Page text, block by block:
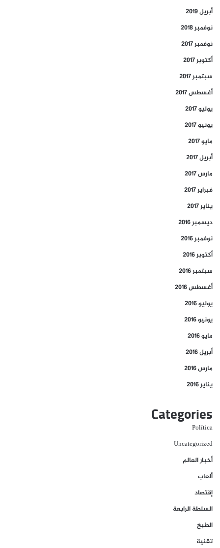
أبريل 2019
نوفمبر 2018
نوفمبر 2017
أكتوبر 2017
سبتمبر 2017
أغسطس 2017
يوليو 2017
يونيو 2017
مايو 2017
أبريل 2017
مارس 2017
فبراير 2017
يناير 2017
ديسمبر 2016
نوفمبر 2016
أكتوبر 2016
سبتمبر 2016
أغسطس 2016
يوليو 2016
يونيو 2016
مايو 2016
أبريل 2016
مارس 2016
يناير 2016
Categories
Política
Uncategorized
أخبار العالم
ألعاب
إقتصاد
السلطة الرابعة
الطبخ
تقنية